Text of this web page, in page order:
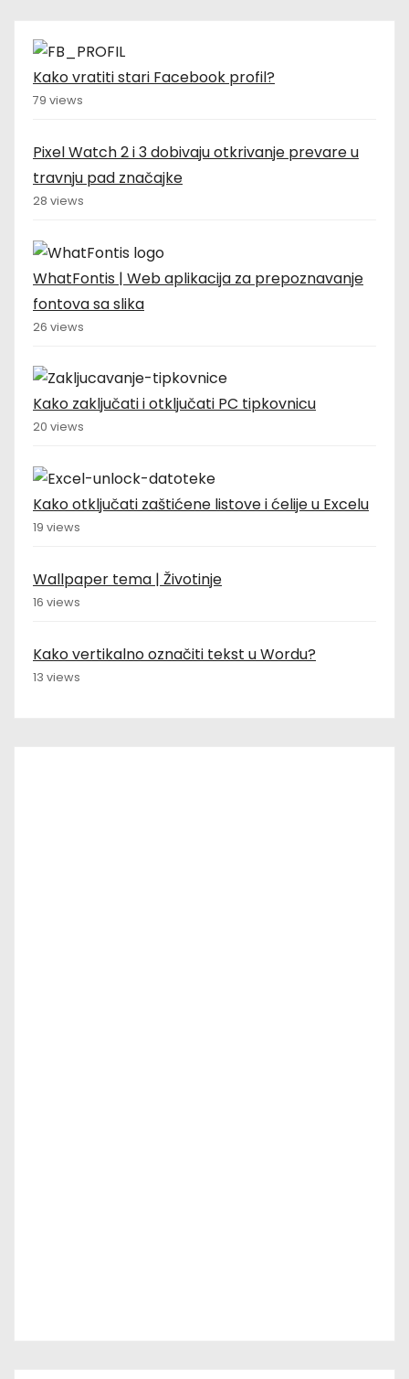
Kako vratiti stari Facebook profil?
79 views
Pixel Watch 2 i 3 dobivaju otkrivanje prevare u
travnju pad značajke
28 views
WhatFontis | Web aplikacija za prepoznavanje
fontova sa slika
26 views
Kako zaključati i otključati PC tipkovnicu
20 views
Kako otključati zaštićene listove i ćelije u Excelu
19 views
Wallpaper tema | Životinje
16 views
Kako vertikalno označiti tekst u Wordu?
13 views